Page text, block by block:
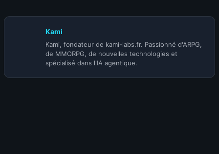
Kami
Kami, fondateur de kami-labs.fr. Passionné d'ARPG,
de MMORPG, de nouvelles technologies et
spécialisé dans l'IA agentique.